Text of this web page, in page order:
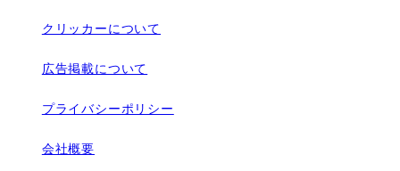
クリッカーについて
広告掲載について
プライバシーポリシー
会社概要